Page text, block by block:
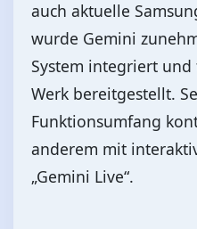
auch aktuelle
wurde Gemini
System integriert
Werk bereitgestellt.
Funktionsumfang
anderem mit
„Gemini Live“.